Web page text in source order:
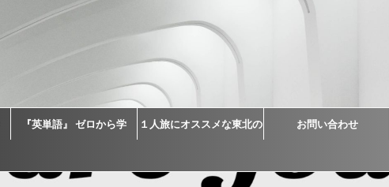
『英単語』 ゼロから学 １人旅にオススメな東北の お問い合わせ